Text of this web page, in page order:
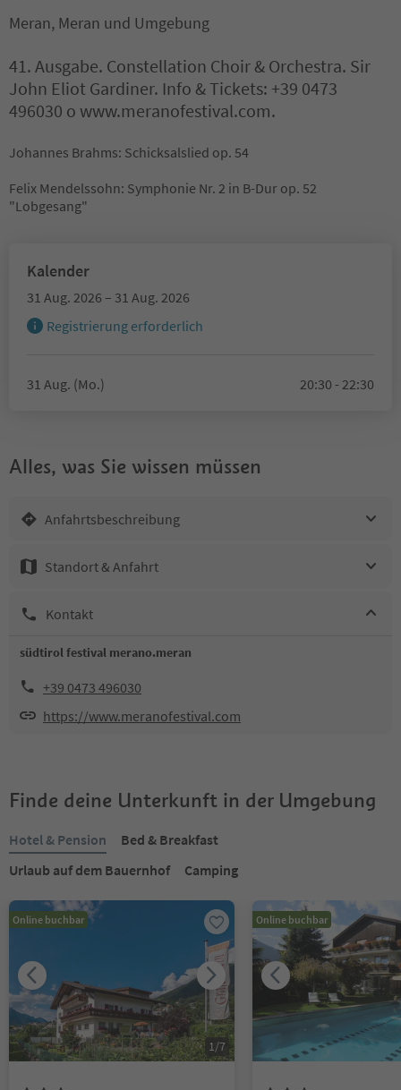
Meran, Meran und Umgebung
41. Ausgabe. Constellation Choir & Orchestra. Sir
John Eliot Gardiner. Info & Tickets: +39 0473
496030 o www.meranofestival.com.
Johannes Brahms: Schicksalslied op. 54
Felix Mendelssohn: Symphonie Nr. 2 in B-Dur op. 52
"Lobgesang"
Kalender
31 Aug. 2026 – 31 Aug. 2026
Registrierung erforderlich
31 Aug. (Mo.) 20:30 - 22:30
Alles, was Sie wissen müssen
Anfahrtsbeschreibung
Standort & Anfahrt
Kontakt
südtirol festival merano.meran
+39 0473 496030
https://www.meranofestival.com
Finde deine Unterkunft in der Umgebung
Hotel & Pension
Bed & Breakfast
Urlaub auf dem Bauernhof
Camping
Online buchbar
1/7
Online buchbar